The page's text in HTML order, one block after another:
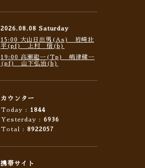
2026.08.08 Saturday
15:00 大山日出男(As) 岩崎壮
平(pf) 上村 信(b)
19:00 高瀬龍一(Tp) 嶋津健一
(pf) 山下弘治(b)
カウンター
Today : 1844
Yesterday : 6936
Total : 8922057
携帯サイト